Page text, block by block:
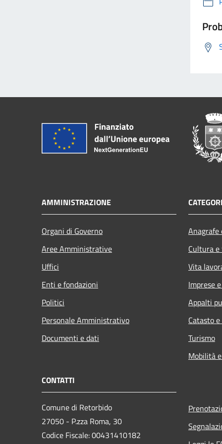
AMMINISTRAZIONE
Organi di Governo
Aree Amministrative
Uffici
Enti e fondazioni
Politici
Personale Amministrativo
Documenti e dati
Cultura
Vita
Imprese
Appalti
Catasto
Turismo
Mobilità
CONTATTI
Comune di Retorbido
27050 - P.zza Roma, 30
Codice Fiscale: 00431410182